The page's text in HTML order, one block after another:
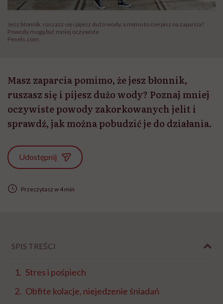
Jesz błonnik, ruszasz się i pijesz dużo wody, a mimo to cierpisz na zaparcia?
Powody mogą być mniej oczywiste
Pexels.com
Masz zaparcia pomimo, że jesz błonnik,
ruszasz się i pijesz dużo wody? Poznaj mniej
oczywiste powody zakorkowanych jelit i
sprawdź, jak można pobudzić je do działania.
Udostępnij
Przeczytasz w 4 min
SPIS TREŚCI
Stres i pośpiech
Obfite kolacje, niejedzenie śniadań